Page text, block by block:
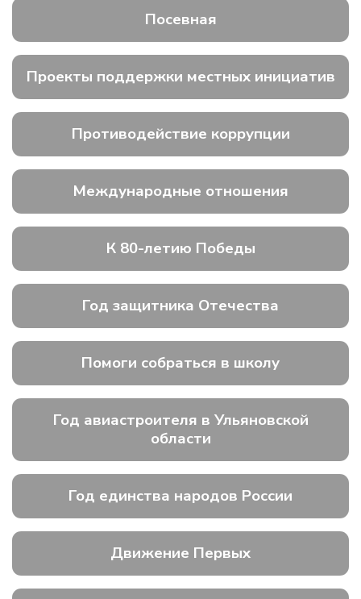
Посевная
Проекты поддержки местных инициатив
Противодействие коррупции
Международные отношения
К 80-летию Победы
Год защитника Отечества
Помоги собраться в школу
Год авиастроителя в Ульяновской
области
Год единства народов России
Движение Первых